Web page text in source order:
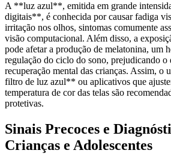
A **luz azul**, emitida em grande
digitais**, é conhecida por causar fadiga
irritação nos olhos, sintomas comumente
visão computacional. Além disso, a
pode afetar a produção de melatonina, um
regulação do ciclo do sono, prejudicando o
recuperação mental das crianças. Assim, o
filtro de luz azul** ou aplicativos que
temperatura de cor das telas são
protetivas.
Sinais Precoces e
Crianças e Adolescentes